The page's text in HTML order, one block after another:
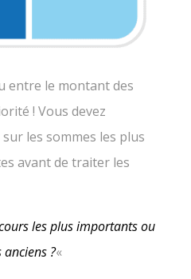
entre le montant des
! Vous devez
les sommes les plus
avant de traiter les
les plus importants ou
anciens ?«